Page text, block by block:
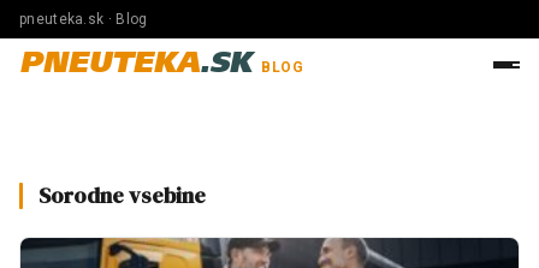
pneuteka.sk · Blog
PNEUTEKA.SK BLOG
Sorodne vsebine